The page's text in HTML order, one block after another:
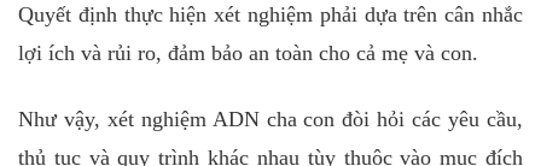
Quyết định thực hiện xét nghiệm phải dựa trên cân nhắc
lợi ích và rủi ro, đảm bảo an toàn cho cả mẹ và con.
Như vậy, xét nghiệm ADN cha con đòi hỏi các yêu cầu,
thủ tục và quy trình khác nhau tùy thuộc vào mục đích